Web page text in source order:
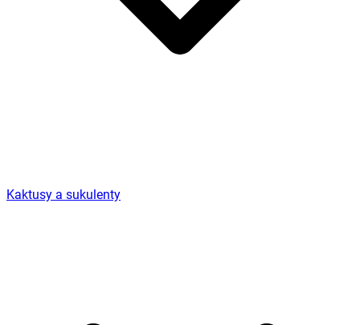
Kaktusy a sukulenty